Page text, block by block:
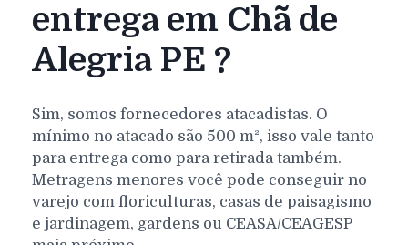
entrega em Chã de
Alegria PE ?
Sim, somos fornecedores atacadistas. O
mínimo no atacado são 500 m², isso vale tanto
para entrega como para retirada também.
Metragens menores você pode conseguir no
varejo com floriculturas, casas de paisagismo
e jardinagem, gardens ou CEASA/CEAGESP